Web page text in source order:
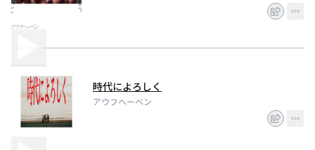
時代によろしく
アウフヘーベン